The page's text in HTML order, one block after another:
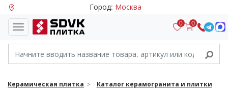
Город: Москва
0 0
Керамическая плитка
Каталог керамогранита и плитки